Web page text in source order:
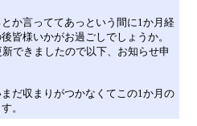
か言っててあっという間に1か月経
皆様いかがお過ごしでしょうか。
できましたので以下、お知らせ申
だ収まりがつかなくてこの1か月の
。